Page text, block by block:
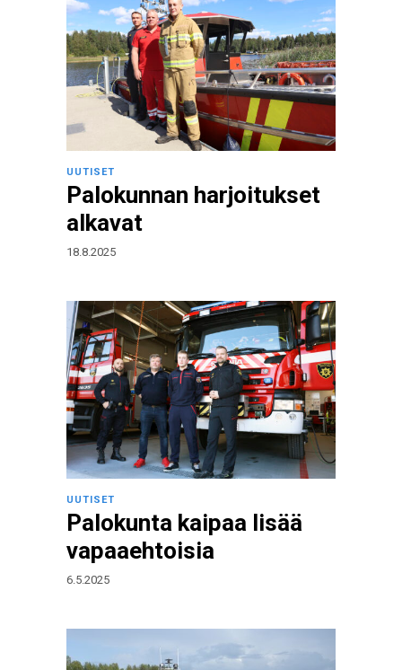
UUTISET
Palokunnan harjoitukset
alkavat
18.8.2025
UUTISET
Palokunta kaipaa lisää
vapaaehtoisia
6.5.2025